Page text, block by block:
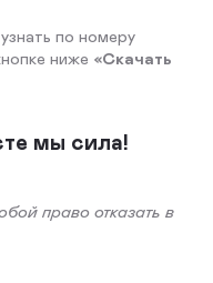
по номеру
ниже «Скачать
мы сила!
право отказать в